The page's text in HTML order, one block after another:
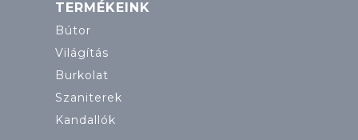
TERMÉKEINK
Bútor
Világítás
Burkolat
Szaniterek
Kandallók